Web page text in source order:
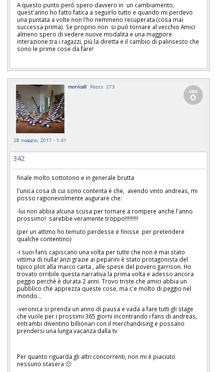
A questo punto però spero davvero in un cambiamento,
quest'anno ho fatto fatica a seguirlo tutto e quando mi perdevo
una puntata a volte non l'ho nemmeno recuperata (cosa mai
successa prima). Se proprio non si puó tornare al vecchio Amici
almeno spero di vedere nuove modalità e una maggiore
interazione tra i ragazzi, più la diretta e il cambio di palinsesto che
sono le prime cose da fare!
monica8 Posts: 273
28 maggio, 2017 - 1:41
342
finale molto sottotono e in generale brutta
l'unica cosa di cui sono contenta é che, avendo vinto andreas, mi
posso ragionevolmente augurare che:
-lui non abbia alcuna scusa per tornare a rompere anche l'anno
prossimo! sarebbe veramente troppo!!!!!!!!!
(per un attimo ho temuto perdesse e finisse per pretendere
qualche contentino)¨
-i suoi fans capiscano una volta per tutte che non è mai stato
vittima di nulla! anzi grazie ai peparini è stato protagonista del
tipico plot alla marco carta , alle spese del povero garrison. Ho
trovato orribile questa narrativa la prima volta e adesso ancora
peggio perchè è durata 2 anni. Trovo triste che amici abbia un
pubblico che apprezza queste cose, ma c'e molto di peggio nel
mondo...
-veronica si prenda un anno di pausa e vada a fare tutti gli stage
che vuole per i prossimi 365 giorni incontrando i fans di andreas,
entrambi diventino billionari con il merchandising e possano
prendersi una lunga vacanza dalla tv
Per quanto riguarda gli altri concorrenti, non mi è piaciuto
nessuno stasera 🙁